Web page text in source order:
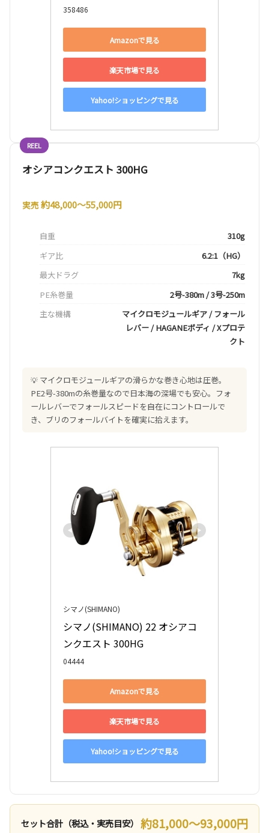
358486
Amazonで見る
楽天市場で見る
Yahoo!ショッピングで見る
REEL
オシアコンクエスト 300HG
実売約48,000〜55,000円
自重
310g
ギア比
6.2:1（HG）
最大ドラグ
7kg
PE糸巻量
2号-380m / 3号-250m
主な機構
マイクロモジュールギア / フォール
レバー / HAGANEボディ / Xプロテ
クト
マイクロモジュールギアの滑らかな巻き心地は圧巻。
PE2号-380mの糸巻量なので日本海の深場でも安心。フォ
ールレバーでフォールスピードを自在にコントロールで
き、ブリのフォールバイトを確実に拾えます。
シマノ(SHIMANO)
シマノ(SHIMANO) 22 オシアコ
ンクエスト 300HG
04444
Amazonで見る
楽天市場で見る
Yahoo!ショッピングで見る
セット合計（税込・実売目安） 約81,000〜93,000円